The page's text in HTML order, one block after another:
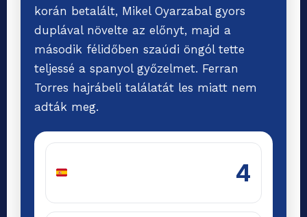
korán betalált, Mikel Oyarzabal gyors
duplával növelte az előnyt, majd a
második félidőben szaúdi öngól tette
teljessé a spanyol győzelmet. Ferran
Torres hajrábeli találatát les miatt nem
adták meg.
4